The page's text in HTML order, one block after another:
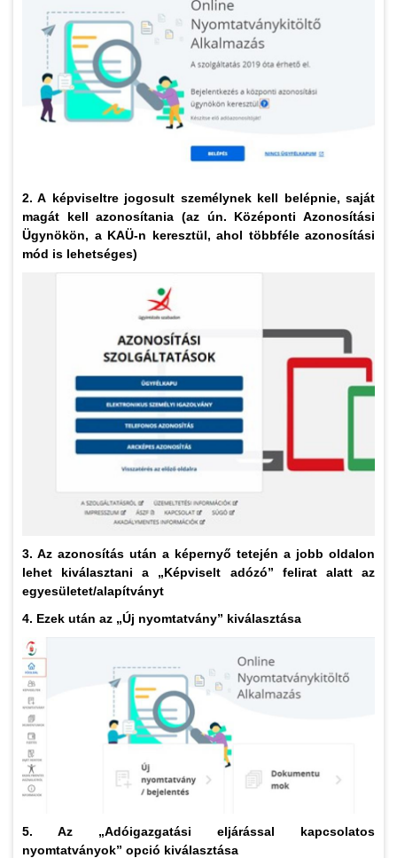
2. A képviseltre jogosult személynek kell belépnie, saját
magát kell azonosítania (az ún. Középonti Azonosítási
Ügynökön, a KAÜ-n keresztül, ahol többféle azonosítási
mód is lehetséges)
3. Az azonosítás után a képernyő tetején a jobb oldalon
lehet kiválasztani a „Képviselt adózó” felirat alatt az
egyesületet/alapítványt
4. Ezek után az „Új nyomtatvány” kiválasztása
5. Az „Adóigazgatási eljárással kapcsolatos
nyomtatványok” opció kiválasztása